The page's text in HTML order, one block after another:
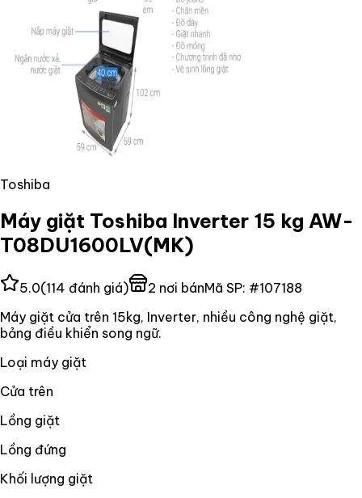
Toshiba
Máy giặt Toshiba Inverter 15 kg AW-
T08DU1600LV(MK)
5.0(114 đánh giá) 2 nơi bánMã SP: #107188
Máy giặt cửa trên 15kg, Inverter, nhiều công nghệ giặt,
bảng điều khiển song ngữ.
Loại máy giặt
Cửa trên
Lồng giặt
Lồng đứng
Khối lượng giặt